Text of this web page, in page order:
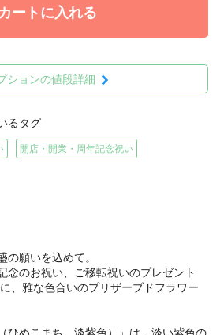
カートに入れる
ションの値段詳細
るタグ
開店・開業・周年記念祝い
の願いを込めて。
念のお祝い、ご移転祝いのプレゼント
、雅な色合いのプリザーブドフラワー